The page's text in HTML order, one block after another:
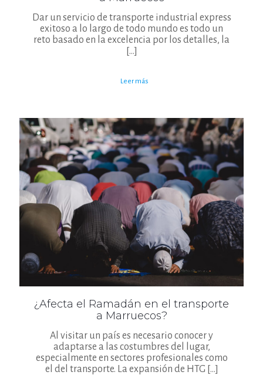
Dar un servicio de transporte industrial express
exitoso a lo largo de todo mundo es todo un
reto basado en la excelencia por los detalles, la
[…]
Leer más
¿Afecta el Ramadán en el transporte
a Marruecos?
Al visitar un país es necesario conocer y
adaptarse a las costumbres del lugar,
especialmente en sectores profesionales como
el del transporte. La expansión de HTG […]